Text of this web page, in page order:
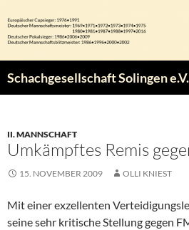
Inhalt
springen
Schachgesellschaft Solingen e.V.
II. MANNSCHAFT
Umkämpftes Remis
15. NOVEMBER 2009 OLLI KNIEST
Mit einer exzellenten
seine sehr kritische Stellung gegen